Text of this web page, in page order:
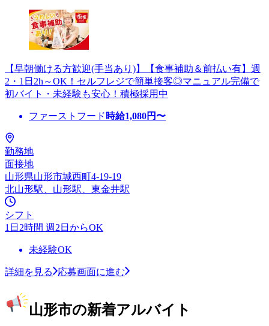
【早朝働ける方歓迎(手当あり)】【食事補助＆前払い有】週
2・1日2h～OK！セルフレジで簡単接客◎マニュアル完備で
初バイト・未経験も安心！積極採用中
ファーストフード 時給1,080円〜
勤務地
面接地
山形県山形市城西町4-19-19
北山形駅、山形駅、東金井駅
シフト
1日2時間 週2日からOK
未経験OK
詳細を見る 応募画面に進む
山形市の新着アルバイト